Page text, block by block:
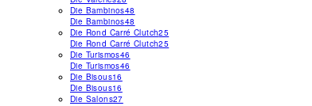
Die Bambinos48
Die Bambinos48
Die Rond Carré Clutch25
Die Rond Carré Clutch25
Die Turismos46
Die Turismos46
Die Bisous16
Die Bisous16
Die Salons27